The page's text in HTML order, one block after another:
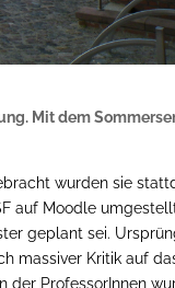
Mit dem
wurden sie
auf Moodle
geplant sei.
massiver Kritik auf
der ProfessorInnen